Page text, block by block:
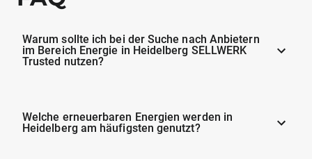
Warum sollte ich bei der Suche nach Anbietern
im Bereich Energie in Heidelberg SELLWERK
Trusted nutzen?
Welche erneuerbaren Energien werden in
Heidelberg am häufigsten genutzt?